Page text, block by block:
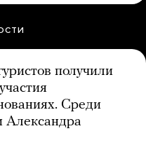
получили
Среди